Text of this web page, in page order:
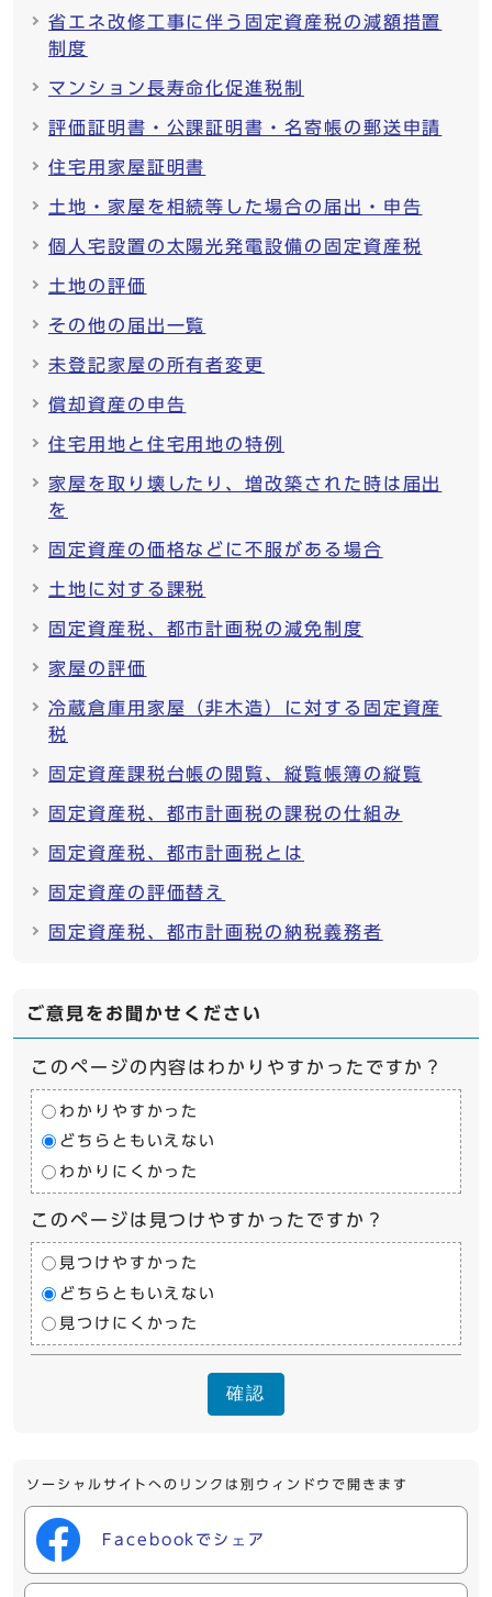
省エネ改修工事に伴う固定資産税の減額措置
制度
マンション長寿命化促進税制
評価証明書・公課証明書・名寄帳の郵送申請
住宅用家屋証明書
土地・家屋を相続等した場合の届出・申告
個人宅設置の太陽光発電設備の固定資産税
土地の評価
その他の届出一覧
未登記家屋の所有者変更
償却資産の申告
住宅用地と住宅用地の特例
家屋を取り壊したり、増改築された時は届出
を
固定資産の価格などに不服がある場合
土地に対する課税
固定資産税、都市計画税の減免制度
家屋の評価
冷蔵倉庫用家屋（非木造）に対する固定資産
税
固定資産課税台帳の閲覧、縦覧帳簿の縦覧
固定資産税、都市計画税の課税の仕組み
固定資産税、都市計画税とは
固定資産の評価替え
固定資産税、都市計画税の納税義務者
ご意見をお聞かせください
このページの内容はわかりやすかったですか？
わかりやすかった
どちらともいえない
わかりにくかった
このページは見つけやすかったですか？
見つけやすかった
どちらともいえない
見つけにくかった
確認
ソーシャルサイトへのリンクは別ウィンドウで開きます
Facebookでシェア